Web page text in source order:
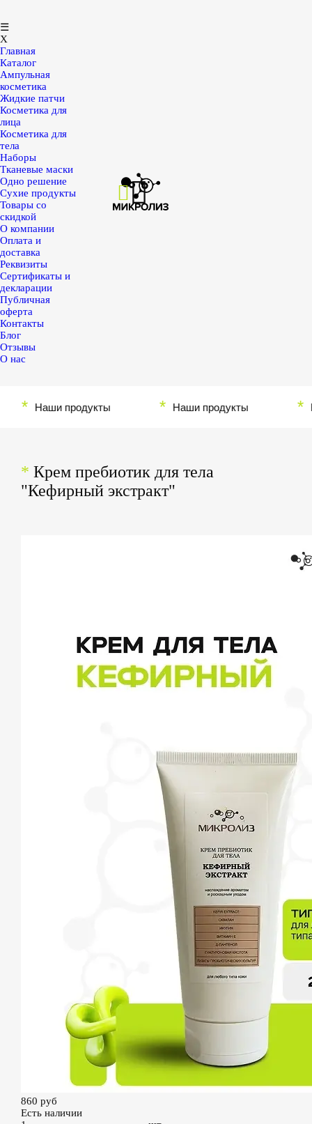
☰
X
Главная
Каталог
Ампульная
косметика
Жидкие патчи
Косметика для
лица
Косметика для
тела
Наборы
Тканевые маски
Одно решение
Сухие продукты
Товары со
скидкой
О компании
Оплата и
доставка
Реквизиты
Сертификаты и
декларации
Публичная
оферта
Контакты
Блог
Отзывы
О нас
Наши продукты Наши продукты
* Крем пребиотик для тела
"Кефирный экстракт"
860 руб
Есть наличии